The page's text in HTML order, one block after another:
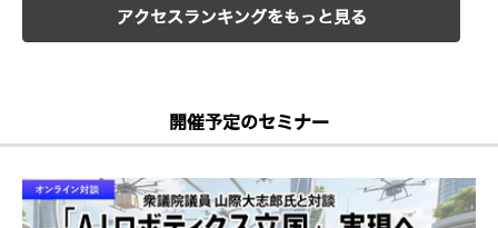
アクセスランキングをもっと見る
開催予定のセミナー